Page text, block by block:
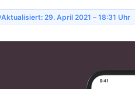
Aktualisiert: 29. April 2021 – 18:31 Uhr